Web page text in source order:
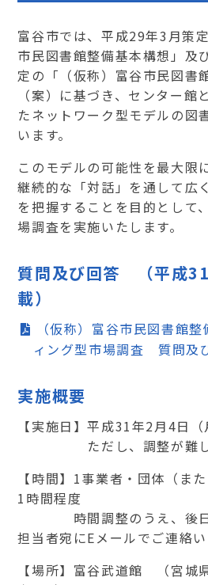
富谷市では、平成29年3月策
市民図書館整備基本構想」及
定の「（仮称）富谷市民図書
（案）に基づき、センター館
たネットワーク型モデルの図
います。
このモデルの可能性を最大限
継続的な「対話」を通して広
を把握することを目的として
場調査を実施いたします。
質問及び回答 （平成
載）
（仮称）富谷市民図書館
ィング型市場調査 質問及
実施概要
【実施日】平成31年2月4日（
ただし、調整が難しい
【時間】1事業者・団体（ま
1時間程度
時間調整のうえ、後日
担当者宛にEメールでご連絡い
【場所】富谷武道館 （宮城